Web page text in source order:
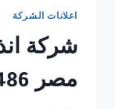
مصر
اعلانات الشركة
شركة
مصر 01554305486